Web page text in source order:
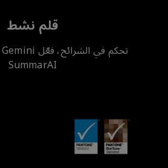
قلم نشط
SummarAI